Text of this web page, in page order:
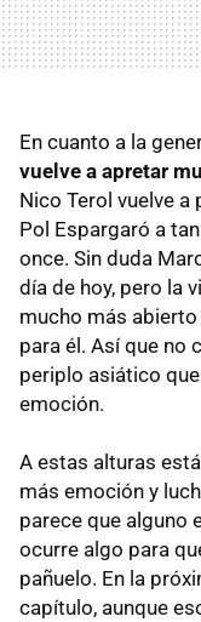
En cuanto a la
vuelve a apretar
Nico Terol vuelve a
Pol Espargaró a
once. Sin duda
día de hoy, pero la
mucho más
para él. Así que no
periplo asiático
emoción.
A estas alturas
más emoción y
parece que alguno
ocurre algo para
pañuelo. En la
capítulo, aunque